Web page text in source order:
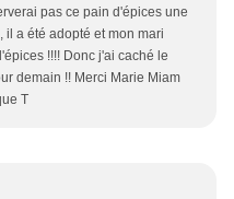
pas ce pain d'épices une
il a été adopté et mon mari
!!!! Donc j'ai caché le
demain !! Merci Marie Miam
T